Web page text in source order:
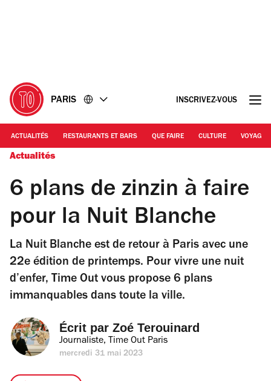
PARIS INSCRIVEZ-VOUS
ACTUALITÉS RESTAURANTS ET BARS QUE FAIRE CULTURE VOYAGE
Actualités
6 plans de zinzin à faire
pour la Nuit Blanche
La Nuit Blanche est de retour à Paris avec une
22e édition de printemps. Pour vivre une nuit
d’enfer, Time Out vous propose 6 plans
immanquables dans toute la ville.
Écrit par Zoé Terouinard
Journaliste, Time Out Paris
mercredi 31 mai 2023